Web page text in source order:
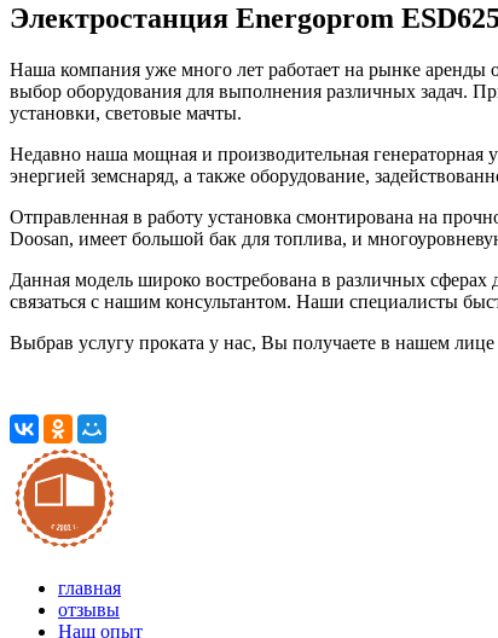
Электростанция Energoprom
Наша компания уже много лет работает на рынке
выбор оборудования для выполнения различных задач.
установки, световые мачты.
Недавно наша мощная и производительная генераторная
энергией земснаряд, а также оборудование,
Отправленная в работу установка смонтирована на
Doosan, имеет большой бак для топлива, и
Данная модель широко востребована в различных сферах
связаться с нашим консультантом. Наши специалисты
Выбрав услугу проката у нас, Вы получаете в нашем
главная
отзывы
Наш опыт